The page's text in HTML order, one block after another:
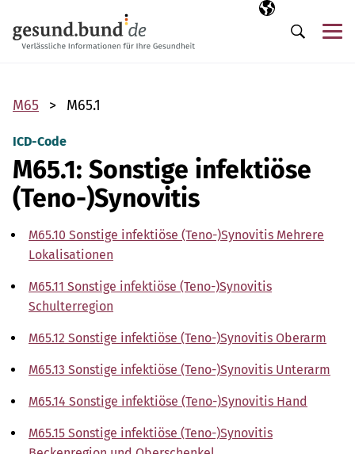
Ausgewählte
DE
Suche
M65 M65.1
ICD-Code
M65.1: Sonstige infektiöse
(Teno-)Synovitis
M65.10 Sonstige infektiöse (Teno-)Synovitis Mehrere
Lokalisationen
M65.11 Sonstige infektiöse (Teno-)Synovitis
Schulterregion
M65.12 Sonstige infektiöse (Teno-)Synovitis Oberarm
M65.13 Sonstige infektiöse (Teno-)Synovitis Unterarm
M65.14 Sonstige infektiöse (Teno-)Synovitis Hand
M65.15 Sonstige infektiöse (Teno-)Synovitis